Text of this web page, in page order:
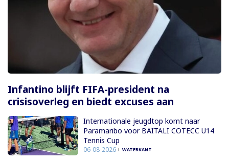
Infantino blijft FIFA-president na
crisisoverleg en biedt excuses aan
Internationale jeugdtop komt naar
Paramaribo voor BAITALI COTECC U14
Tennis Cup
06-08-2026 WATERKANT